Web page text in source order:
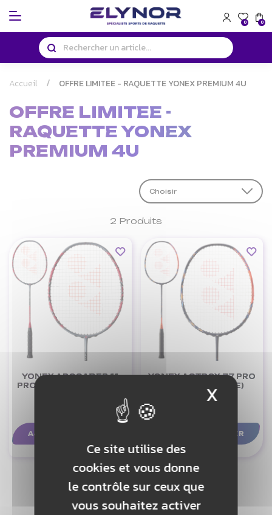
Panneau de gestion des cookies
Ce site utilise des
cookies et vous donne
le contrôle sur ceux que
vous souhaitez activer
X
0 0
Accueil OFFRE LIMITEE - RAQUETTE YONEX PREMIUM 4U
OFFRE LIMITEE -
RAQUETTE YONEX
PREMIUM 4U
2 Produits
Choisir
YONEX ARCSABER 11
PRO 4U (NON CORDÉE)
AJOUTER AU PANIER
YONEX ASTROX 77 PRO
4U (NON CORDÉE)
AJOUTER AU PANIER